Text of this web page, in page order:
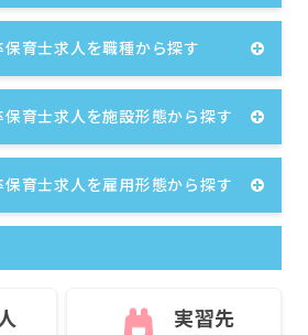
育士求人を職種から探す
育士求人を施設形態から探す
育士求人を雇用形態から探す
実習先